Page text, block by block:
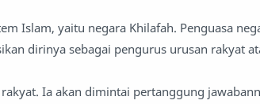
Islam, yaitu negara Khilafah. Penguasa
dirinya sebagai pengurus urusan rakyat
Ia akan dimintai pertanggung